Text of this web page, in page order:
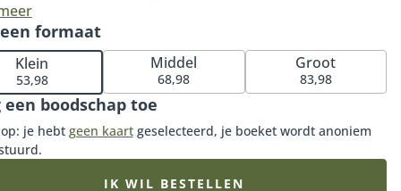
elegante Delphinium en bijzondere rozen en
Kleurexplosie is een ware eyecatcher en zorgt
voor een onvergetelijke indruk. Maak het nog
met onze bijpassende vaas, heerlijke chocolade of
bonbons.
formaat
Klein
53,98
Middel
68,98
Groot
83,98
een boodschap toe
je hebt geen kaartgeselecteerd, je boeket wordt anoniem
IK WIL BESTELLEN